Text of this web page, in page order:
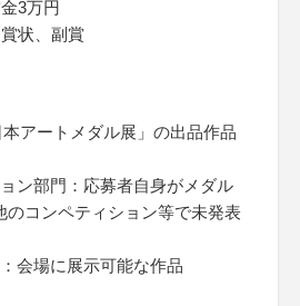
3万円
状、副賞
本アートメダル展」の出品作品
ン部門：応募者自身がメダル
のコンペティション等で未発表
会場に展示可能な作品